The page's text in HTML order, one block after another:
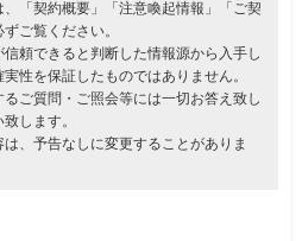
「契約概要」「注意喚起情報」「ご契
ご覧ください。
頼できると判断した情報源から入手し
性を保証したものではありません。
ご質問・ご照会等には一切お答え致し
します。
、予告なしに変更することがありま